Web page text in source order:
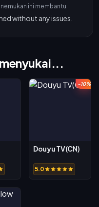
ini membantu
without any issues.
-10%
Douyu TV(CN)
5.0